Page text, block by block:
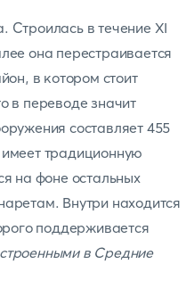
Cтроилась в течение XI
она перестраивается
в котором стоит
в переводе значит
составляет 455
традиционную
на фоне остальных
Внутри находится
поддерживается
в Средние